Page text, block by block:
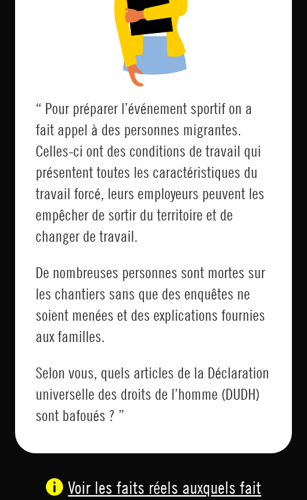
“ Pour préparer l’événement sportif on a
fait appel à des personnes migrantes.
Celles-ci ont des conditions de travail qui
présentent toutes les caractéristiques du
travail forcé, leurs employeurs peuvent les
empêcher de sortir du territoire et de
changer de travail.
De nombreuses personnes sont mortes sur
les chantiers sans que des enquêtes ne
soient menées et des explications fournies
aux familles.
Selon vous, quels articles de la Déclaration
universelle des droits de l’homme (DUDH)
sont bafoués ? ”
Voir les faits réels auxquels fait